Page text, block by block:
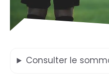
Consulter le